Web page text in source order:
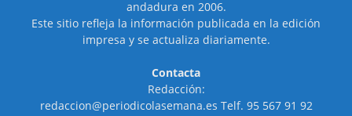
andadura en 2006.
Este sitio refleja la información publicada en la edición
impresa y se actualiza diariamente.
Contacta
Redacción:
redaccion@periodicolasemana.es Telf. 95 567 91 92